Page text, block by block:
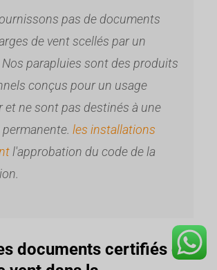
pas de documents
de vent scellés par un
parapluies sont des produits
conçus pour un usage
et ne sont pas destinés à une
les installations
l'approbation du code de la
documents certifiés de